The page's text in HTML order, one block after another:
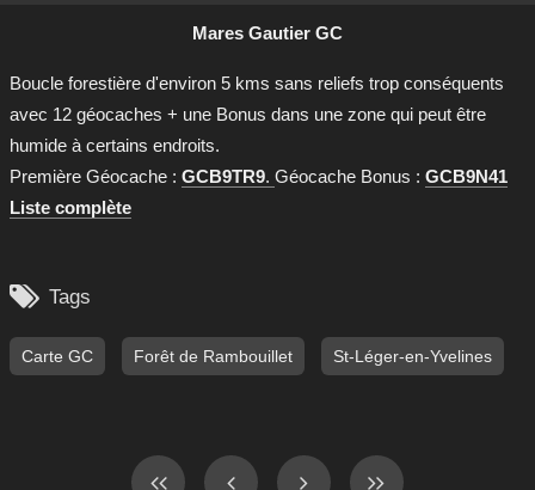
Mares Gautier GC
Boucle forestière d'environ 5 kms sans reliefs trop conséquents
avec 12 géocaches + une Bonus dans une zone qui peut être
humide à certains endroits.
Première Géocache : GCB9TR9. Géocache Bonus : GCB9N41
Liste complète
 Tags
Carte GC Forêt de Rambouillet St-Léger-en-Yvelines